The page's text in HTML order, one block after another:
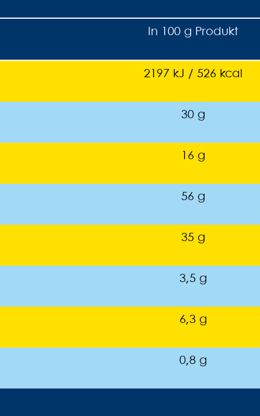
In 100 g Produkt
2197 kJ / 526 kcal
30 g
16 g
56 g
35 g
3,5 g
6,3 g
0,8 g